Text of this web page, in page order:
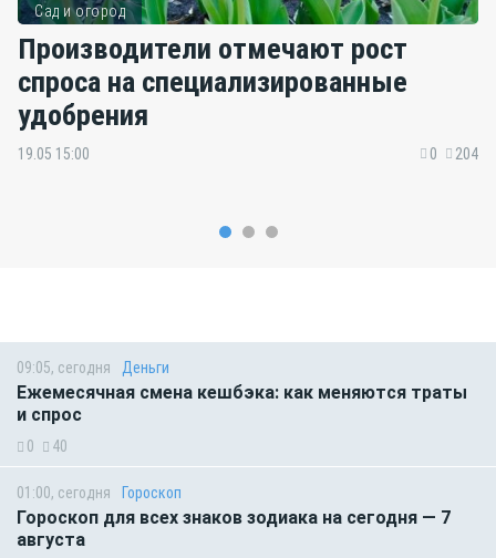
Сад и огород
Производители отмечают рост
спроса на специализированные
удобрения
19.05 15:00 0 204
09:05, сегодня Деньги
Ежемесячная смена кешбэка: как меняются траты
и спрос
0 40
01:00, сегодня Гороскоп
Гороскоп для всех знаков зодиака на сегодня — 7
августа